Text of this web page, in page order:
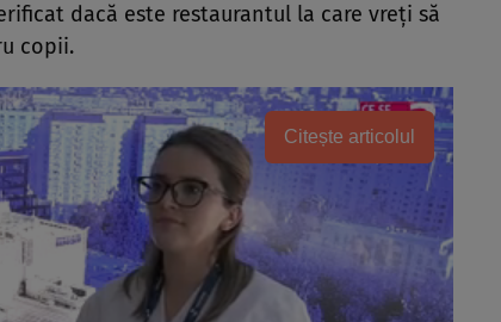
dacă este restaurantul la care vreți să
copii.
Citește articolul